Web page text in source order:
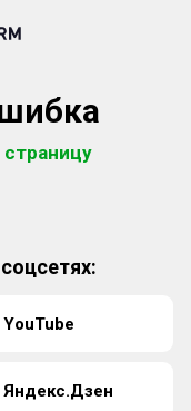
YouTube
Яндекс.Дзен